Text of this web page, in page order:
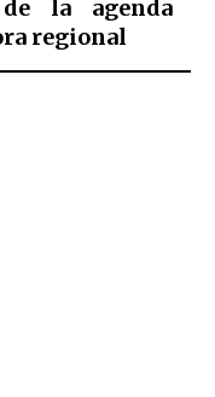
la agenda
regional